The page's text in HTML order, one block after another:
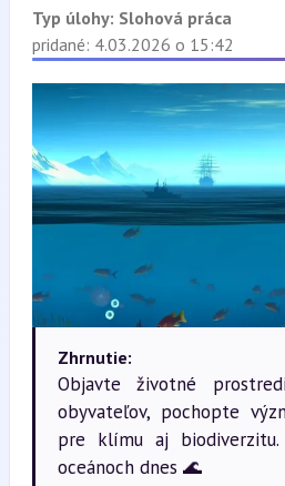
Typ úlohy: Slohová práca
pridané: 4.03.2026 o 15:42
Zhrnutie:
Objavte životné
obyvateľov, pochopte
pre klímu aj
oceánoch dnes 🌊